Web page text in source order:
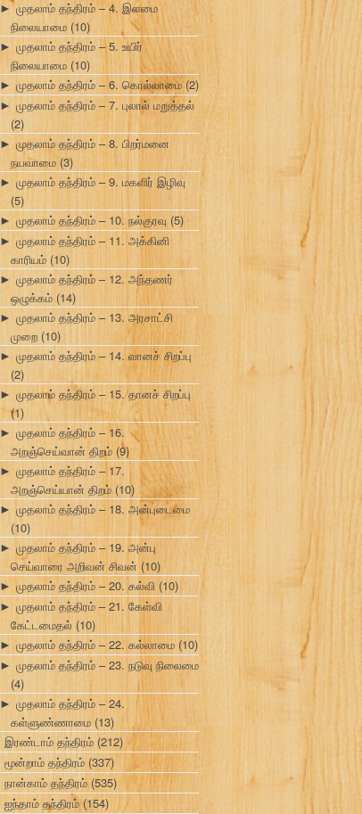
► முதலாம் தந்திரம் – 4. இளமை
நிலையாமை (10)
► முதலாம் தந்திரம் – 5. உயிர்
நிலையாமை (10)
► முதலாம் தந்திரம் – 6. கொல்லாமை (2)
► முதலாம் தந்திரம் – 7. புலால் மறுத்தல்
(2)
► முதலாம் தந்திரம் – 8. பிறர்மனை
நயவாமை (3)
► முதலாம் தந்திரம் – 9. மகளிர் இழிவு
(5)
► முதலாம் தந்திரம் – 10. நல்குரவு (5)
► முதலாம் தந்திரம் – 11. அக்கினி
காரியம் (10)
► முதலாம் தந்திரம் – 12. அந்தணர்
ஒழுக்கம் (14)
► முதலாம் தந்திரம் – 13. அரசாட்சி
முறை (10)
► முதலாம் தந்திரம் – 14. வானச் சிறப்பு
(2)
► முதலாம் தந்திரம் – 15. தானச் சிறப்பு
(1)
► முதலாம் தந்திரம் – 16.
அறஞ்செய்வான் திறம்(9)
► முதலாம் தந்திரம் – 17.
அறஞ்செய்யான் திறம் (10)
► முதலாம் தந்திரம் – 18. அன்புடைமை
(10)
► முதலாம் தந்திரம் – 19. அன்பு
செய்வாரை அறிவன் சிவன் (10)
► முதலாம் தந்திரம் – 20. கல்வி (10)
► முதலாம் தந்திரம் – 21. கேள்வி
கேட்டமைதல் (10)
► முதலாம் தந்திரம் – 22. கல்லாமை (10)
► முதலாம் தந்திரம் – 23. நடுவு நிலைமை
(4)
► முதலாம் தந்திரம் – 24.
கள்ளுண்ணாமை(13)
இரண்டாம் தந்திரம் (212)
மூன்றாம் தந்திரம் (337)
நான்காம் தந்திரம் (535)
ஐந்தாம் தந்திரம்(154)